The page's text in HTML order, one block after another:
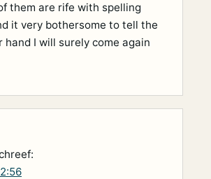
them are rife with spelling
it very bothersome to tell the
I will surely come again